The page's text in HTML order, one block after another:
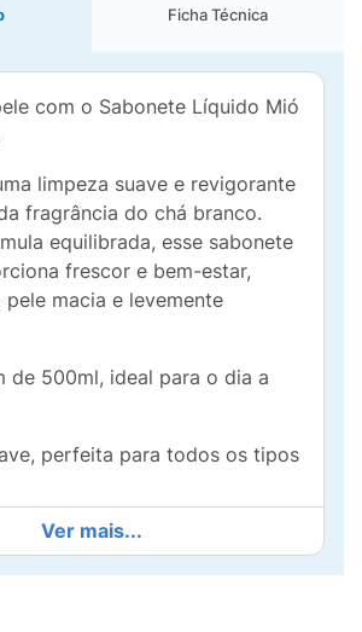
Ficha Técnica
com o Sabonete Líquido Mió
limpeza suave e revigorante
fragrância do chá branco.
equilibrada, esse sabonete
frescor e bem-estar,
pele macia e levemente
de 500ml, ideal para o dia a
perfeita para todos os tipos
e relaxante, que
rotina de cuidados em um
Ver mais...